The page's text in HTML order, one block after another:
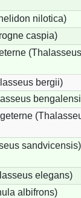
nilotica)
caspia)
bergii)
sandvicensis)
elegans)
albifrons)